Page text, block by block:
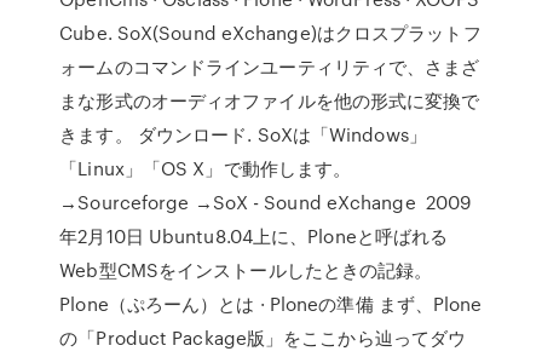
Cube. SoX(Sound eXchange)はクロスプラットフ
ォームのコマンドラインユーティリティで、さまざ
まな形式のオーディオファイルを他の形式に変換で
きます。 ダウンロード. SoXは「Windows」
「Linux」「OS X」で動作します。
→Sourceforge →SoX - Sound eXchange 2009
年2月10日 Ubuntu8.04上に、Ploneと呼ばれる
Web型CMSをインストールしたときの記録。
Plone（ぷろーん）とは · Ploneの準備 まず、Plone
の「Product Package版」をここから辿ってダウ